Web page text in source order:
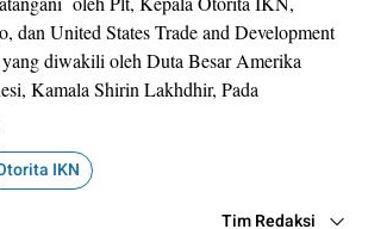
dan United States Trade and Development
diwakili oleh Duta Besar Amerika
Kamala Shirin Lakhdhir, Pada
IKN
Tim Redaksi